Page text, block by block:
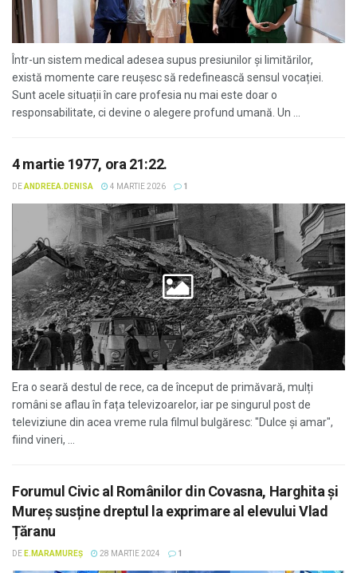
Într-un sistem medical adesea supus presiunilor și limitărilor,
există momente care reușesc să redefinească sensul vocației.
Sunt acele situații în care profesia nu mai este doar o
responsabilitate, ci devine o alegere profund umană. Un ...
4 martie 1977, ora 21:22.
DEANDREEA.DENISA 4 MARTIE 2026 1
Era o seară destul de rece, ca de început de primăvară, mulți
români se aflau în fața televizoarelor, iar pe singurul post de
televiziune din acea vreme rula filmul bulgăresc: "Dulce și amar",
fiind vineri, ...
Forumul Civic al Românilor din Covasna, Harghita și
Mureș susține dreptul la exprimare al elevului Vlad
Țăranu
DE E.MARAMUREȘ 28 MARTIE 2024 1